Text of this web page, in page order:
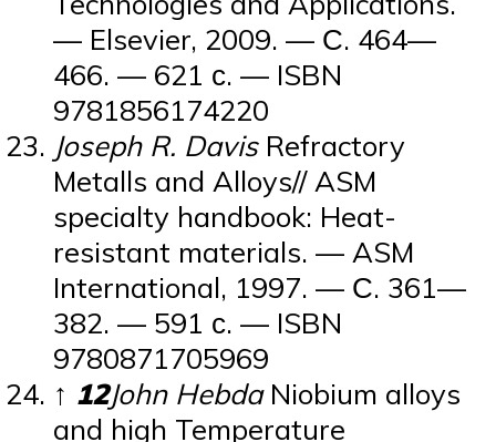
— Elsevier, 2009. — С. 464—
466. — 621 с. — ISBN
9781856174220
Joseph R. DavisRefractory
Metalls and Alloys// ASM
specialty handbook: Heat-
resistant materials. — ASM
International, 1997. — С. 361—
382. — 591 с. — ISBN
9780871705969
↑ 12John HebdaNiobium alloys
and high Temperature